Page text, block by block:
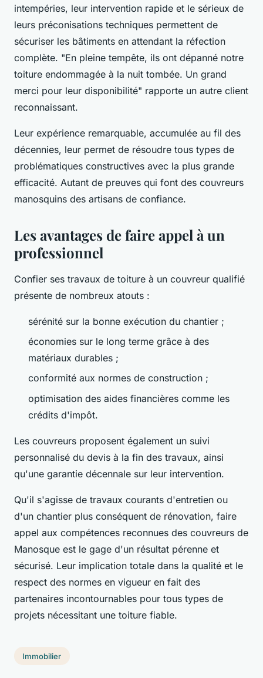
intempéries, leur intervention rapide et le sérieux de
leurs préconisations techniques permettent de
sécuriser les bâtiments en attendant la réfection
complète. "En pleine tempête, ils ont dépanné notre
toiture endommagée à la nuit tombée. Un grand
merci pour leur disponibilité" rapporte un autre client
reconnaissant.
Leur expérience remarquable, accumulée au fil des
décennies, leur permet de résoudre tous types de
problématiques constructives avec la plus grande
efficacité. Autant de preuves qui font des couvreurs
manosquins des artisans de confiance.
Les avantages de faire appel à un
professionnel
Confier ses travaux de toiture à un couvreur qualifié
présente de nombreux atouts :
sérénité sur la bonne exécution du chantier ;
économies sur le long terme grâce à des
matériaux durables ;
conformité aux normes de construction ;
optimisation des aides financières comme les
crédits d'impôt.
Les couvreurs proposent également un suivi
personnalisé du devis à la fin des travaux, ainsi
qu'une garantie décennale sur leur intervention.
Qu'il s'agisse de travaux courants d'entretien ou
d'un chantier plus conséquent de rénovation, faire
appel aux compétences reconnues des couvreurs de
Manosque est le gage d'un résultat pérenne et
sécurisé. Leur implication totale dans la qualité et le
respect des normes en vigueur en fait des
partenaires incontournables pour tous types de
projets nécessitant une toiture fiable.
Immobilier